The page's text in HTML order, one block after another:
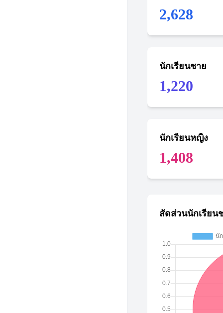
2,628
นักเรียนชาย
1,220
นักเรียนหญิง
1,408
สัดส่วนนักเรียน